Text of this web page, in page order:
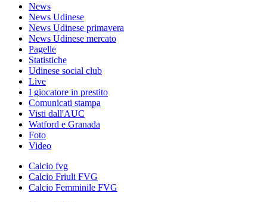
News
News Udinese
News Udinese primavera
News Udinese mercato
Pagelle
Statistiche
Udinese social club
Live
I giocatore in prestito
Comunicati stampa
Visti dall'AUC
Watford e Granada
Foto
Video
Calcio fvg
Calcio Friuli FVG
Calcio Femminile FVG